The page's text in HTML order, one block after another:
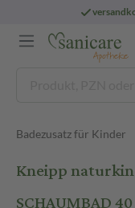
Badezusatz für Kinder
Kneipp